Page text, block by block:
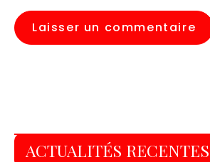
ACTUALITÉS RECENTES